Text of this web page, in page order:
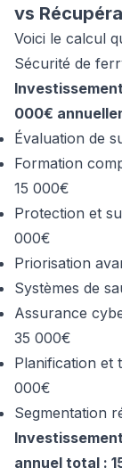
vs
Voici le calcul
Sécurité de
000€
Évaluation de
Formation
15 000€
Protection et
000€
Priorisation
Systèmes de
Assurance
35 000€
Planification et
000€
Segmentation
annuel total :